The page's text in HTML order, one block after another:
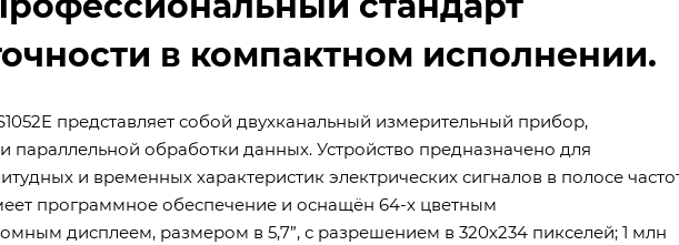
в компактном исполнении.
представляет собой двухканальный измерительный прибор,
параллельной обработки данных. Устройство предназначено для
и временных характеристик электрических сигналов в полосе
программное обеспечение и оснащён 64-х цветным
дисплеем, размером в 5,7”, с разрешением в 320х234 пикселей; 1 млн